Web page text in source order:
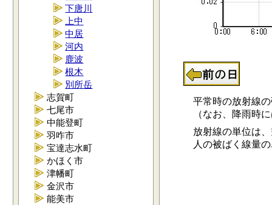
下唐川
上中
中居
河内
鹿波
根木
別所岳
志賀町
七尾市
中能登町
羽咋市
宝達志水町
かほく市
津幡町
金沢市
能美市
平常時の放射線の
（なお、降雨時に
放射線の単位は、
人の被ばく線量の